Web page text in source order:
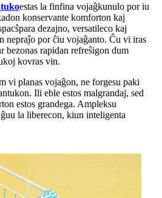
estas la finfina vojaĝkunulo por iu
konservante komforton kaj
dezajno, versatileco kaj
nepraĵo por ĉiu vojaĝanto. Ĉu vi iras
bezonas rapidan refreŝigon dum
kovras vin.
vi planas vojaĝon, ne forgesu paki
Ili eble estos malgrandaj, sed
estos grandega. Ampleksu
la liberecon, kiun inteligenta